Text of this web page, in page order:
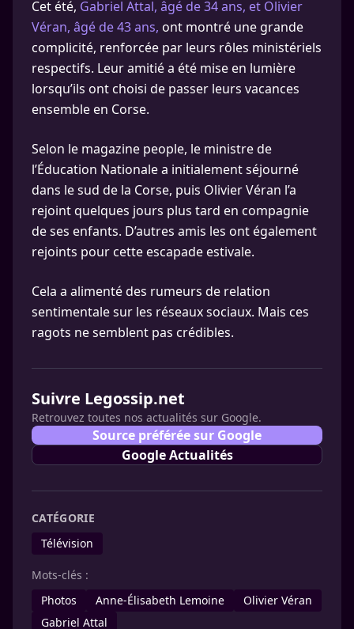
Cet été, Gabriel Attal, âgé de 34 ans, et Olivier
Véran, âgé de 43 ans, ont montré une grande
complicité, renforcée par leurs rôles ministériels
respectifs. Leur amitié a été mise en lumière
lorsqu’ils ont choisi de passer leurs vacances
ensemble en Corse.
Selon le magazine people, le ministre de
l’Éducation Nationale a initialement séjourné
dans le sud de la Corse, puis Olivier Véran l’a
rejoint quelques jours plus tard en compagnie
de ses enfants. D’autres amis les ont également
rejoints pour cette escapade estivale.
Cela a alimenté des rumeurs de relation
sentimentale sur les réseaux sociaux. Mais ces
ragots ne semblent pas crédibles.
Suivre Legossip.net
Retrouvez toutes nos actualités sur Google.
Source préférée sur Google
Google Actualités
CATÉGORIE
Télévision
Mots-clés :
Photos
Anne-Élisabeth Lemoine
Olivier Véran
Gabriel Attal